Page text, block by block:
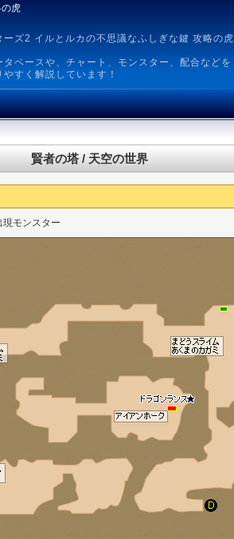
虎
ーズ2 イルとルカの不思議なふしぎな鍵 攻略の虎
タベースや、チャート、モンスター、配合などを
すく解説しています！
賢者の塔 / 天空の世界
現モンスター